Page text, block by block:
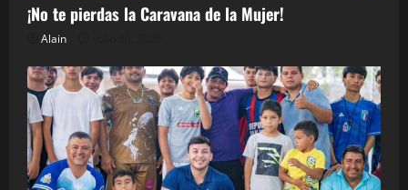
¡No te pierdas la Caravana de la Mujer!
Alain